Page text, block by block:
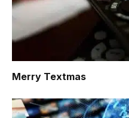
Merry Textmas